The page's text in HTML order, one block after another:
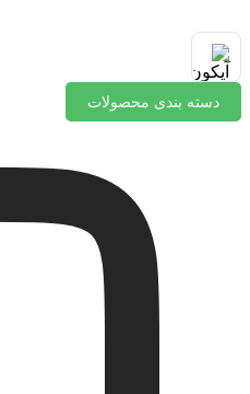
دسته بندی محصولات